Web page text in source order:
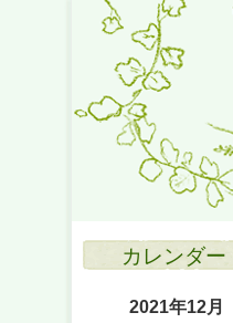
カレンダー
2021年12月